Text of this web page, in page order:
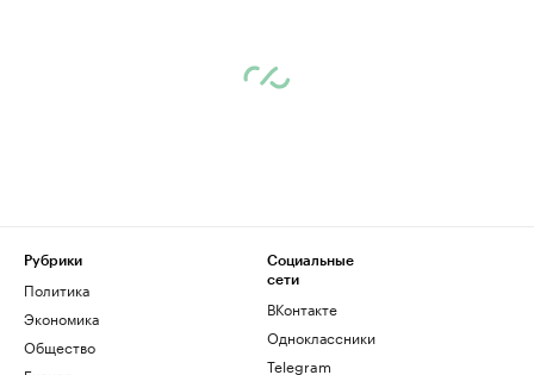
Рубрики
Политика
Экономика
Общество
Социальные
сети
ВКонтакте
Одноклассники
Telegram